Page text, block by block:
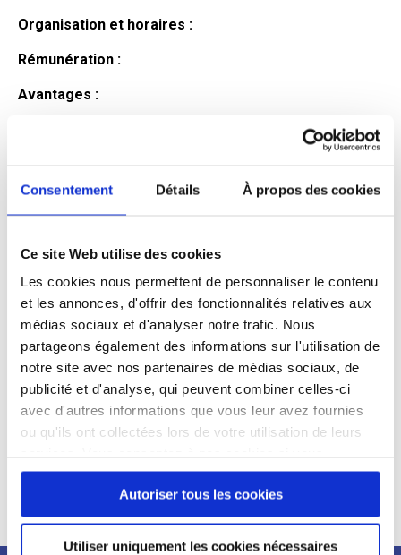
Consentement Détails À propos des cookies
Ce site Web utilise des cookies
Les cookies nous permettent de personnaliser le contenu
et les annonces, d'offrir des fonctionnalités relatives aux
médias sociaux et d'analyser notre trafic. Nous
partageons également des informations sur l'utilisation de
notre site avec nos partenaires de médias sociaux, de
publicité et d'analyse, qui peuvent combiner celles-ci
avec d'autres informations que vous leur avez fournies
ou qu'ils ont collectées lors de votre utilisation de leurs
continuez à utiliser notre site Web.
Autoriser tous les cookies
Utiliser uniquement les cookies nécessaires
Organisation et horaires :
Rémunération :
Avantages :
candidat
Qualifications et diplômes :
Profil recherché :
Expérience :
Processus
de
recrutement